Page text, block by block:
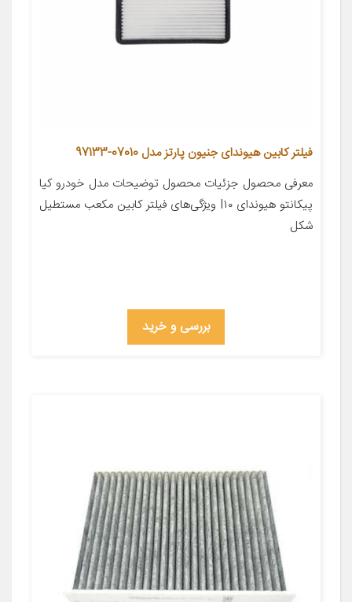
فیلتر کابین هیوندای جنیون پارتز مدل 07010-97133
معرفی محصول جزئیات محصول توضیحات مدل خودرو کیا
پیکانتو هیوندای I۱۰ ویژگی‌های فیلتر کابین مکعب مستطیل
شکل
بررسی و خرید